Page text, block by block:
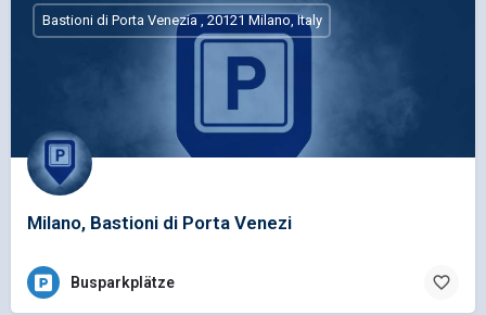
Milano, Bastioni di Porta Venezi
Bastioni di Porta Venezia , 20121 Milano, Italy
Busparkplätze